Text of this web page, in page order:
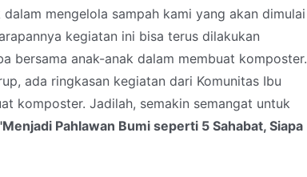
mengelola sampah kami yang akan dimulai
kegiatan ini bisa terus dilakukan
bersama anak-anak dalam membuat komposter.
ada ringkasan kegiatan dari Komunitas Ibu
komposter. Jadilah, semakin semangat untuk
Pahlawan Bumi seperti 5 Sahabat, Siapa